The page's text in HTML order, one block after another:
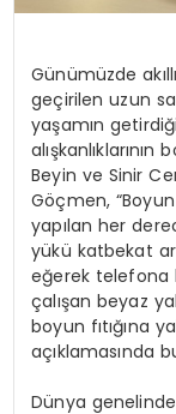
Günümüzde
geçirilen uzun
yaşamın
Beyin ve Sinir
Göçmen, “Boyun
yapılan her
yükü katbekat
eğerek telefona
çalışan beyaz
boyun fıtığına
açıklamasında
Dünya genelinde